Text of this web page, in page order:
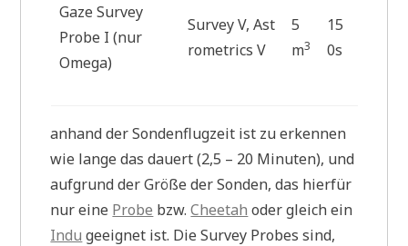
Gaze Survey
Probe I (nur
Omega)
Survey V, Ast
rometrics V
5
m3
15
0s
anhand der Sondenflugzeit ist zu erkennen
wie lange das dauert (2,5 – 20 Minuten), und
aufgrund der Größe der Sonden, das hierfür
nur eine Probe bzw.Cheetah oder gleich ein
Indu geeignet ist. Die Survey Probes sind,